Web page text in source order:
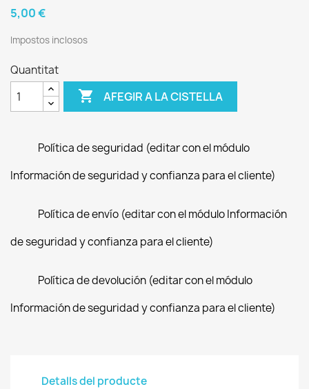
5,00 €
Impostos inclosos
Quantitat
 AFEGIR A LA CISTELLA
Política de seguridad (editar con el módulo
Información de seguridad y confianza para el cliente)
Política de envío (editar con el módulo Información
de seguridad y confianza para el cliente)
Política de devolución (editar con el módulo
Información de seguridad y confianza para el cliente)
Detalls del producte